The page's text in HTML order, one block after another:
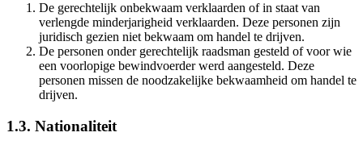
De gerechtelijk onbekwaam verklaarden of in staat van
verlengde minderjarigheid verklaarden. Deze personen zijn
juridisch gezien niet bekwaam om handel te drijven.
De personen onder gerechtelijk raadsman gesteld of voor wie
een voorlopige bewindvoerder werd aangesteld. Deze
personen missen de noodzakelijke bekwaamheid om handel te
drijven.
1.3. Nationaliteit